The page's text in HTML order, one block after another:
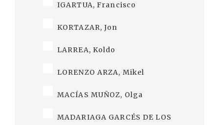
IGARTUA, Francisco
KORTAZAR, Jon
LARREA, Koldo
LORENZO ARZA, Mikel
MACÍAS MUÑOZ, Olga
MADARIAGA GARCÉS DE LOS